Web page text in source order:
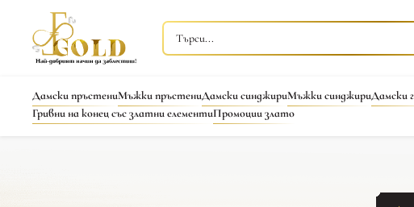
Дамски пръстениМъжки пръстениДамски синджириМъжки синджириДамски
Гривни на конец със златни елементиПромоции злато